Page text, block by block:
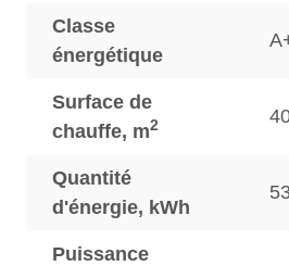
Classe
énergétique
Surface de
chauffe, m2
Quantité
d'énergie, kWh
Puissance